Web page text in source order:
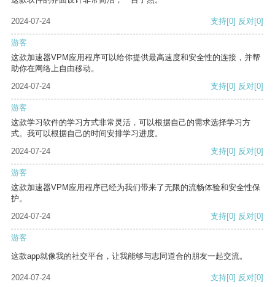
2024-07-24 支持[0] 反对[0]
游客
这款加速器VPM应用程序可以给你提供最高速度和安全性的连接，并帮
助你在网络上自由移动。
2024-07-24
支持[0] 反对[0]
游客
这款学习软件的学习方式非常灵活，可以根据自己的需求选择学习方
式。我可以根据自己的时间安排学习进度。
2024-07-24
支持[0] 反对[0]
游客
这款加速器VPM应用程序已经为我们带来了无限的流畅体验和安全性保
护。
2024-07-24
支持[0] 反对[0]
游客
这款app就像我的社交平台，让我能够与志同道合的朋友一起交流。
2024-07-24 支持[0] 反对[0]